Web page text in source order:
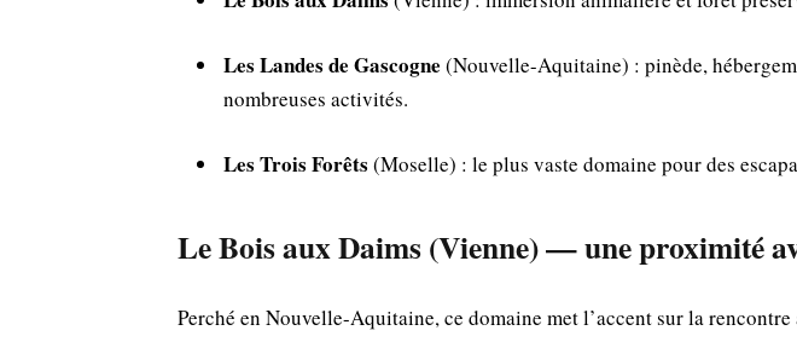
Les Landes de Gascogne (Nouvelle-Aquitaine) : pinède,
nombreuses activités.
Les Trois Forêts (Moselle) : le plus vaste domaine pour des
Le Bois aux Daims (Vienne) — une proximité
Perché en Nouvelle-Aquitaine, ce domaine met l’accent sur la rencontre